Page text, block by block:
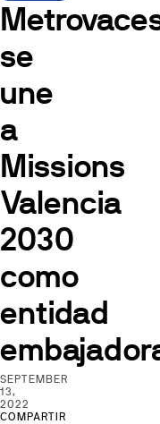
se
une
a
Missions
Valencia
2030
como
entidad
SEPTEMBER
13,
2022
COMPARTIR